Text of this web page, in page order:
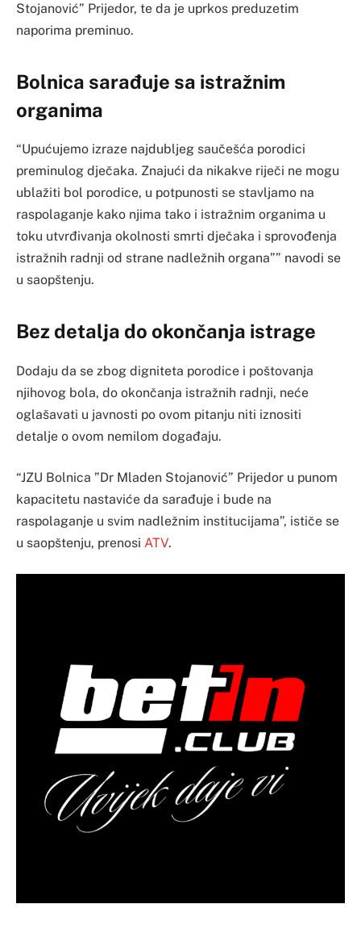
Stojanović” Prijedor, te da je uprkos preduzetim
naporima preminuo.
Bolnica sarađuje sa istražnim
organima
“Upućujemo izraze najdubljeg saučešća porodici
preminulog dječaka. Znajući da nikakve riječi ne mogu
ublažiti bol porodice, u potpunosti se stavljamo na
raspolaganje kako njima tako i istražnim organima u
toku utvrđivanja okolnosti smrti dječaka i sprovođenja
istražnih radnji od strane nadležnih organa”” navodi se
u saopštenju.
Bez detalja do okončanja istrage
Dodaju da se zbog digniteta porodice i poštovanja
njihovog bola, do okončanja istražnih radnji, neće
oglašavati u javnosti po ovom pitanju niti iznositi
detalje o ovom nemilom događaju.
“JZU Bolnica ”Dr Mladen Stojanović” Prijedor u punom
kapacitetu nastaviće da sarađuje i bude na
raspolaganje u svim nadležnim institucijama”, ističe se
u saopštenju, prenosi ATV.